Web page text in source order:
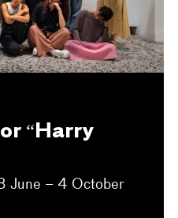
“Harry
June – 4 October